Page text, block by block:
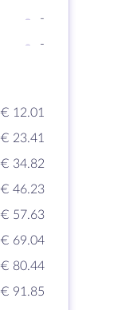
-
-
- -
€ 12.01
€ 23.41
€ 34.82
€ 46.23
€ 57.63
€ 69.04
€ 80.44
€ 91.85